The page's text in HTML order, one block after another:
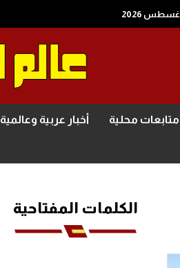
متابعات محلية أخبار عربية وعالمية
الكلمات المفتاحية